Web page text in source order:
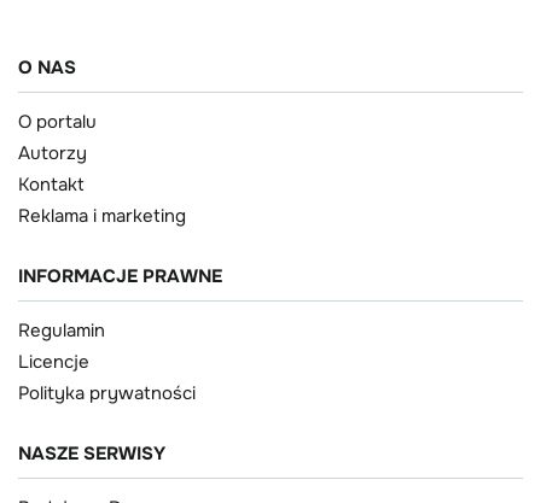
O NAS
O portalu
Autorzy
Kontakt
Reklama i marketing
INFORMACJE PRAWNE
Regulamin
Licencje
Polityka prywatności
NASZE SERWISY